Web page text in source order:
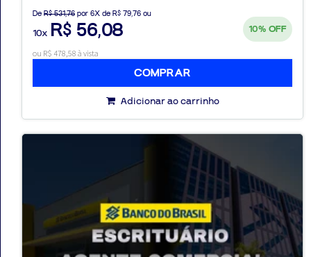
De R$ 531,76 por 6X de R$ 79,76 ou
10x R$ 56,08 10% OFF
ou R$ 478,58 à vista
COMPRAR
Adicionar ao carrinho